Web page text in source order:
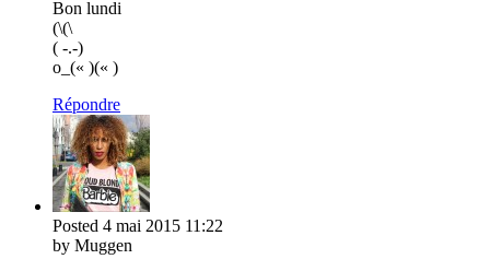
Bon lundi
(\(\
( -.-)
o_(« )(« )
Répondre
Posted 4 mai 2015 11:22
by Muggen